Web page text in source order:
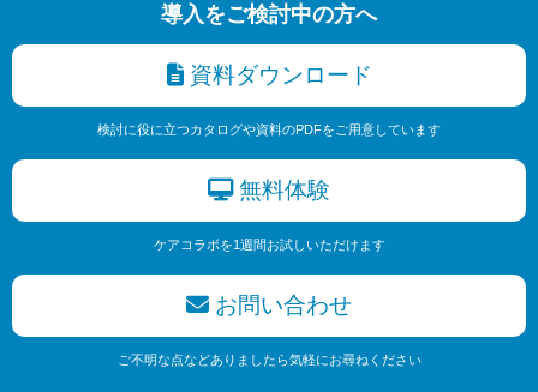
導入をご検討中の方へ
資料ダウンロード
検討に役に立つカタログや資料のPDFをご用意しています
無料体験
ケアコラボを1週間お試しいただけます
お問い合わせ
ご不明な点などありましたら気軽にお尋ねください